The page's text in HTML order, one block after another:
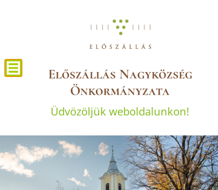
Előszállás Nagyközség
Önkormányzata
Üdvözöljük weboldalunkon!